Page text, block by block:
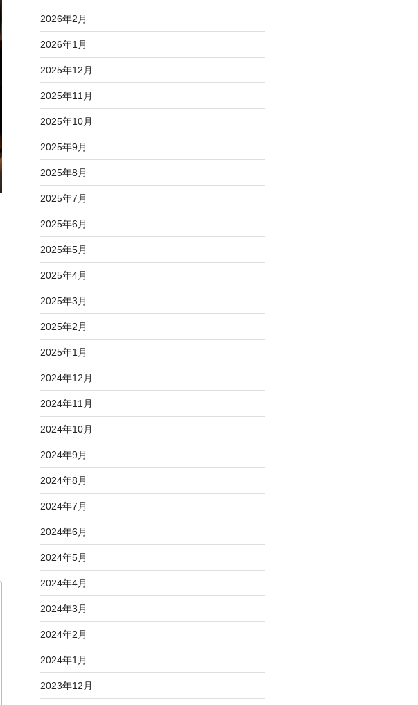
2026年2月
2026年1月
2025年12月
2025年11月
2025年10月
2025年9月
2025年8月
2025年7月
2025年6月
2025年5月
2025年4月
2025年3月
2025年2月
2025年1月
2024年12月
2024年11月
2024年10月
2024年9月
2024年8月
2024年7月
2024年6月
2024年5月
2024年4月
2024年3月
2024年2月
2024年1月
2023年12月